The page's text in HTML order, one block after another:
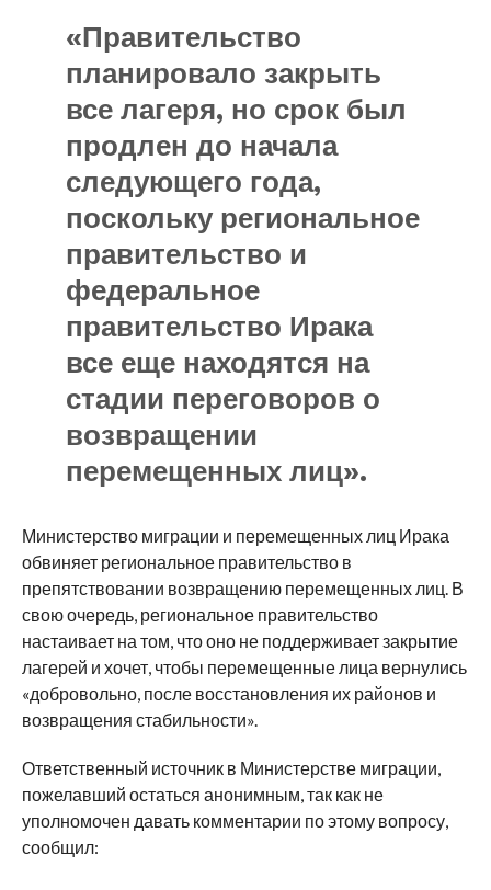
«Правительство
планировало закрыть
все лагеря, но срок был
продлен до начала
следующего года,
поскольку региональное
правительство и
федеральное
правительство Ирака
все еще находятся на
стадии переговоров о
возвращении
перемещенных лиц».
Министерство миграции и перемещенных лиц Ирака
обвиняет региональное правительство в
препятствовании возвращению перемещенных лиц. В
свою очередь, региональное правительство
настаивает на том, что оно не поддерживает закрытие
лагерей и хочет, чтобы перемещенные лица вернулись
«добровольно, после восстановления их районов и
возвращения стабильности».
Ответственный источник в Министерстве миграции,
пожелавший остаться анонимным, так как не
уполномочен давать комментарии по этому вопросу,
сообщил: